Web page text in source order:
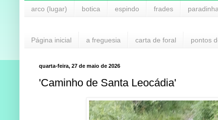
arco (lugar) botica espindo frades
Página inicial a freguesia carta de foral pontos
quarta-feira, 27 de maio de 2026
'Caminho de Santa Leocádia'